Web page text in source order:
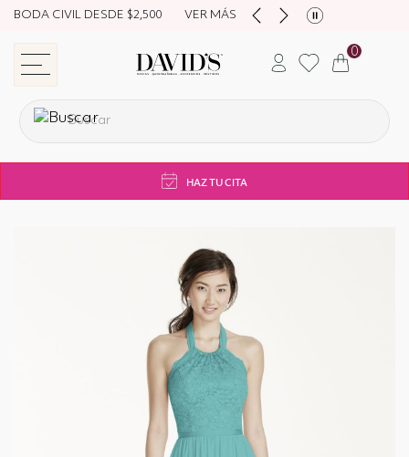
BODA CIVIL DESDE $2,500 VER MÁS
store navigation
0
HAZ TU CITA